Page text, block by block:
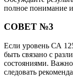
полное понимание
СОВЕТ №3
Если уровень СА
быть связано с
состояниями.
следовать